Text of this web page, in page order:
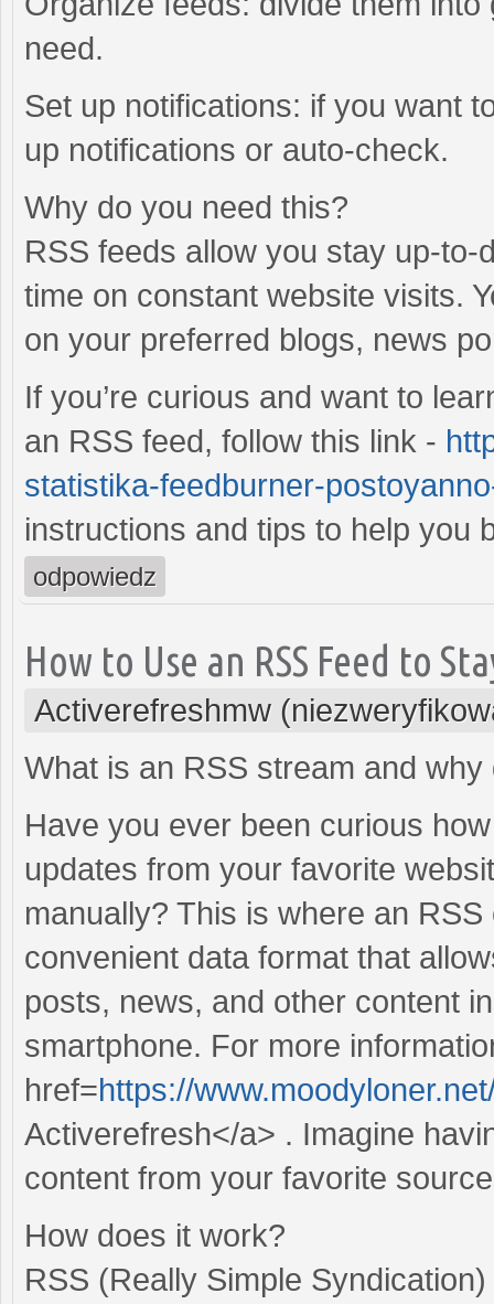
need.
Set up notifications: if you want
up notifications or auto-check.
Why do you need this?
RSS feeds allow you stay up-
time on constant website visits.
on your preferred blogs, news
If you’re curious and want to
an RSS feed, follow this link -
statistika-feedburner-
instructions and tips to help you
odpowiedz
How to Use an RSS Feed to
Activerefreshmw
What is an RSS stream and
Have you ever been curious
updates from your favorite
manually? This is where an
convenient data format that
posts, news, and other content
smartphone. For more
href=https://
Activerefresh</a> . Imagine
content from your favorite
How does it work?
RSS (Really Simple